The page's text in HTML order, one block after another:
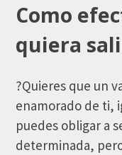
Como
quiera
?Quieres que un
enamorado de ti,
puedes obligar a
determinada,